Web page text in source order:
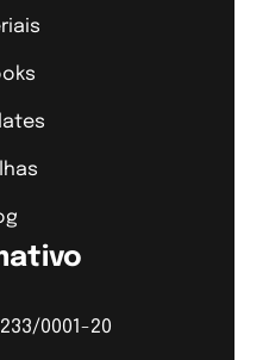
0001-20